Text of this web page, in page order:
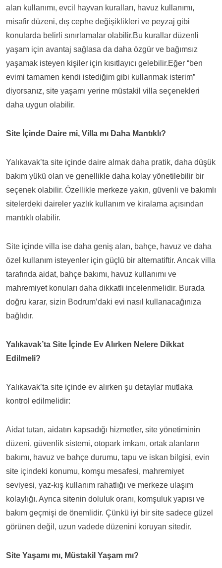
alan kullanımı, evcil hayvan kuralları, havuz kullanımı,
misafir düzeni, dış cephe değişiklikleri ve peyzaj gibi
konularda belirli sınırlamalar olabilir.Bu kurallar düzenli
yaşam için avantaj sağlasa da daha özgür ve bağımsız
yaşamak isteyen kişiler için kısıtlayıcı gelebilir.Eğer “ben
evimi tamamen kendi istediğim gibi kullanmak isterim”
diyorsanız, site yaşamı yerine müstakil villa seçenekleri
daha uygun olabilir.
Site İçinde Daire mi, Villa mı Daha Mantıklı?
Yalıkavak’ta site içinde daire almak daha pratik, daha düşük
bakım yükü olan ve genellikle daha kolay yönetilebilir bir
seçenek olabilir. Özellikle merkeze yakın, güvenli ve bakımlı
sitelerdeki daireler yazlık kullanım ve kiralama açısından
mantıklı olabilir.
Site içinde villa ise daha geniş alan, bahçe, havuz ve daha
özel kullanım isteyenler için güçlü bir alternatiftir. Ancak villa
tarafında aidat, bahçe bakımı, havuz kullanımı ve
mahremiyet konuları daha dikkatli incelenmelidir. Burada
doğru karar, sizin Bodrum’daki evi nasıl kullanacağınıza
bağlıdır.
Yalıkavak’ta Site İçinde Ev Alırken Nelere Dikkat
Edilmeli?
Yalıkavak’ta site içinde ev alırken şu detaylar mutlaka
kontrol edilmelidir:
Aidat tutarı, aidatın kapsadığı hizmetler, site yönetiminin
düzeni, güvenlik sistemi, otopark imkanı, ortak alanların
bakımı, havuz ve bahçe durumu, tapu ve iskan bilgisi, evin
site içindeki konumu, komşu mesafesi, mahremiyet
seviyesi, yaz-kış kullanım rahatlığı ve merkeze ulaşım
kolaylığı. Ayrıca sitenin doluluk oranı, komşuluk yapısı ve
bakım geçmişi de önemlidir. Çünkü iyi bir site sadece güzel
görünen değil, uzun vadede düzenini koruyan sitedir.
Site Yaşamı mı, Müstakil Yaşam mı?